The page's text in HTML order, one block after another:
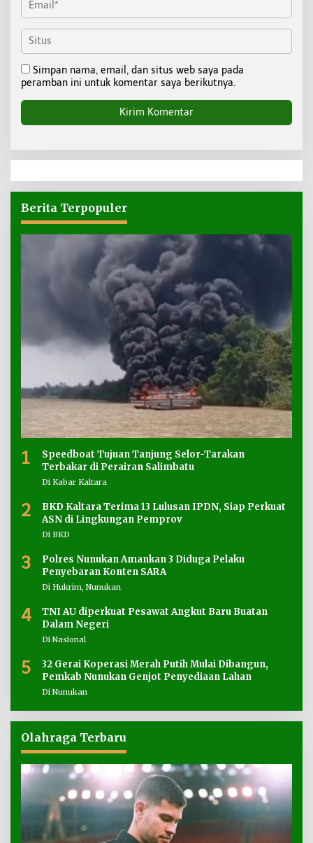
Simpan nama, email, dan situs web saya pada
peramban ini untuk komentar saya berikutnya.
Berita Terpopuler
1
Speedboat Tujuan Tanjung Selor-Tarakan
Terbakar di Perairan Salimbatu
Di Kabar Kaltara
2
BKD Kaltara Terima 13 Lulusan IPDN, Siap Perkuat
ASN di Lingkungan Pemprov
Di BKD
3
Polres Nunukan Amankan 3 Diduga Pelaku
Penyebaran Konten SARA
Di Hukrim, Nunukan
4
TNI AU diperkuat Pesawat Angkut Baru Buatan
Dalam Negeri
Di Nasional
5
32 Gerai Koperasi Merah Putih Mulai Dibangun,
Pemkab Nunukan Genjot Penyediaan Lahan
Di Nunukan
Olahraga Terbaru